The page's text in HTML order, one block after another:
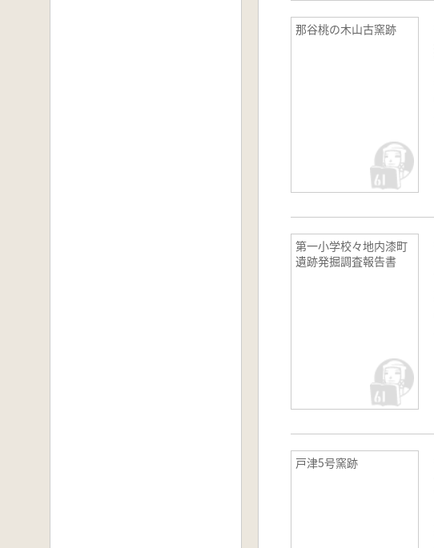
那谷桃の木山古窯跡
第一小学校々地内漆町
遺跡発掘調査報告書
戸津5号窯跡